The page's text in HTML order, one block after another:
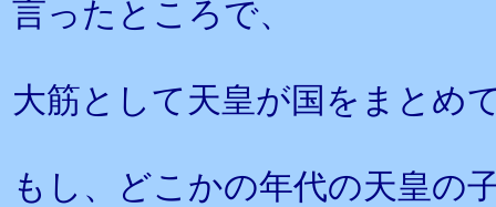
言ったところで、
大筋として天皇が国をまとめ
もし、どこかの年代の天皇の